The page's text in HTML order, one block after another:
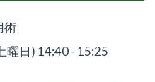
術
曜日) 14:40 - 15:25